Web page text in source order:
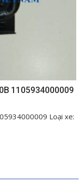
1105934000009
Loại xe: